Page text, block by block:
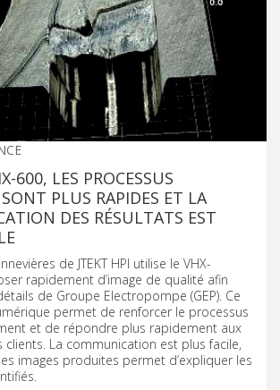
600, LES PROCESSUS
SONT PLUS RAPIDES ET LA
DES RÉSULTATS EST
de JTEKT HPI utilise le VHX-
rapidement d’image de qualité afin
de Groupe Electropompe (GEP). Ce
permet de renforcer le processus
et de répondre plus rapidement aux
clients. La communication est plus facile,
images produites permet d’expliquer les